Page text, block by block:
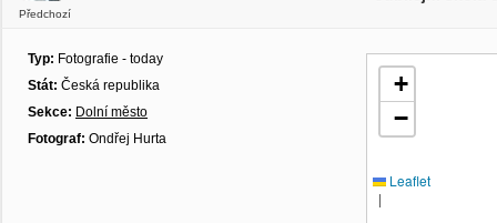
Předchozí
Typ: Fotografie - today
Stát: Česká republika
Sekce: Dolní město
Fotograf: Ondřej Hurta
+
−
Leaflet
|